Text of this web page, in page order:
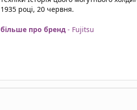
1935 році, 20 червня.
більше про бренд- Fujitsu